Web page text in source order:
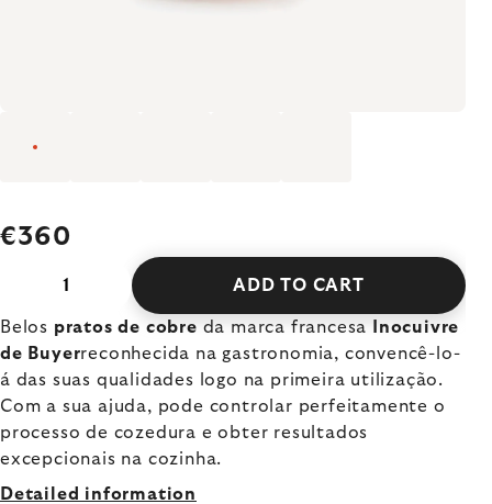
€360
ADD TO CART
Belos pratos de cobre da marca francesa
Inocuivre
de Buyerreconhecida na gastronomia, convencê-lo-
á das suas qualidades logo na primeira utilização.
Com a sua ajuda, pode controlar perfeitamente o
processo de cozedura e obter resultados
excepcionais na cozinha.
Detailed information